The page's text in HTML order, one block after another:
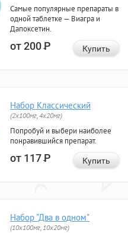
Самые популярные препараты в
одной таблетке — Виагра и
Дапоксетин.
от 200Р Купить
Набор Классический
(2x100мг, 4x20мг)
Попробуй и выбери наиболее
понравившийся препарат.
от 117Р Купить
Набор "Два в одном"
(10x100мг, 10x20мг)